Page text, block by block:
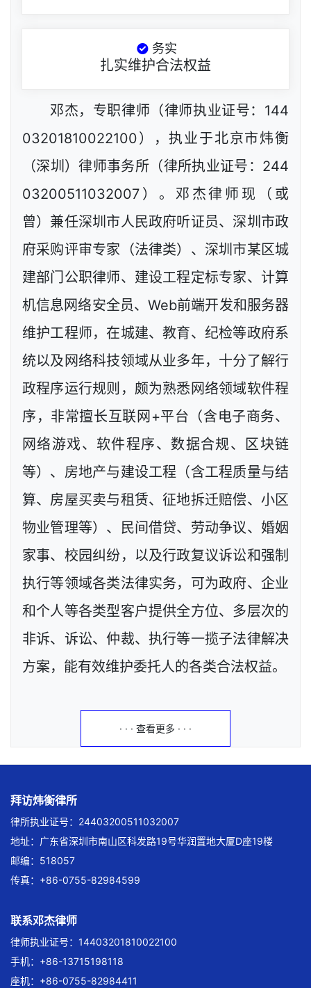
务实
扎实维护合法权益
邓杰，专职律师（律师执业证号：144
03201810022100），执业于北京市炜衡
（深圳）律师事务所（律所执业证号：244
03200511032007）。邓杰律师现（或
曾）兼任深圳市人民政府听证员、深圳市政
府采购评审专家（法律类）、深圳市某区城
建部门公职律师、建设工程定标专家、计算
机信息网络安全员、Web前端开发和服务器
维护工程师，在城建、教育、纪检等政府系
统以及网络科技领域从业多年，十分了解行
政程序运行规则，颇为熟悉网络领域软件程
序，非常擅长互联网+平台（含电子商务、
网络游戏、软件程序、数据合规、区块链
等）、房地产与建设工程（含工程质量与结
算、房屋买卖与租赁、征地拆迁赔偿、小区
物业管理等）、民间借贷、劳动争议、婚姻
家事、校园纠纷，以及行政复议诉讼和强制
执行等领域各类法律实务，可为政府、企业
和个人等各类型客户提供全方位、多层次的
非诉、诉讼、仲裁、执行等一揽子法律解决
方案，能有效维护委托人的各类合法权益。
· · · 查看更多 · · ·
拜访炜衡律所
律所执业证号：24403200511032007
地址：广东省深圳市南山区科发路19号华润置地大厦D座19楼
邮编：518057
传真：+86-0755-82984599
联系邓杰律师
律师执业证号：14403201810022100
手机：+86-13715198118
座机：+86-0755-82984411